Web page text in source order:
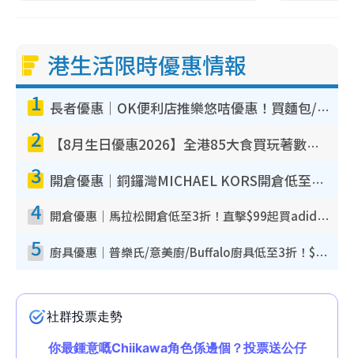
港生活限時優惠情報
1 長者優惠｜OK便利店推樂悠咭優惠！買麵包/牛奶/保健品拍卡即減
2 【8月生日優惠2026】全港85大食買玩著數攻略 自助餐/火鍋放題同行免費＋誠品/DONKI送現金券
3 開倉優惠｜銅鑼灣MICHAEL KORS開倉低至17折！直擊$500起買手袋/銀包/鞋款 必買經典Jet Set系列
4 開倉優惠｜馬拉松開倉低至3折！直擊$99起買adidas／New Balance／Puma鞋款 STANLEY保溫杯劈價至$119起
5 廚具優惠｜普樂氏/意美廚/Buffalo廚具低至3折！$89起買煎鍋／炒鑊／個人鍋 同場小家電激減至$99起